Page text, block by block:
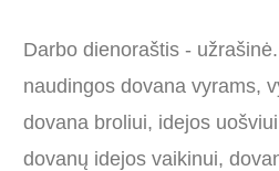
Darbo dienoraštis -
naudingos dovana vyrams,
dovana broliui, idejos
dovanų idejos vaikinui,